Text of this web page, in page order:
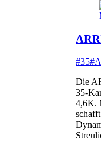
#35
Die
35-
4,6K.